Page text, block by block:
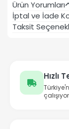
Ürün Yorumları
İptal ve İade
Taksit
Hızlı